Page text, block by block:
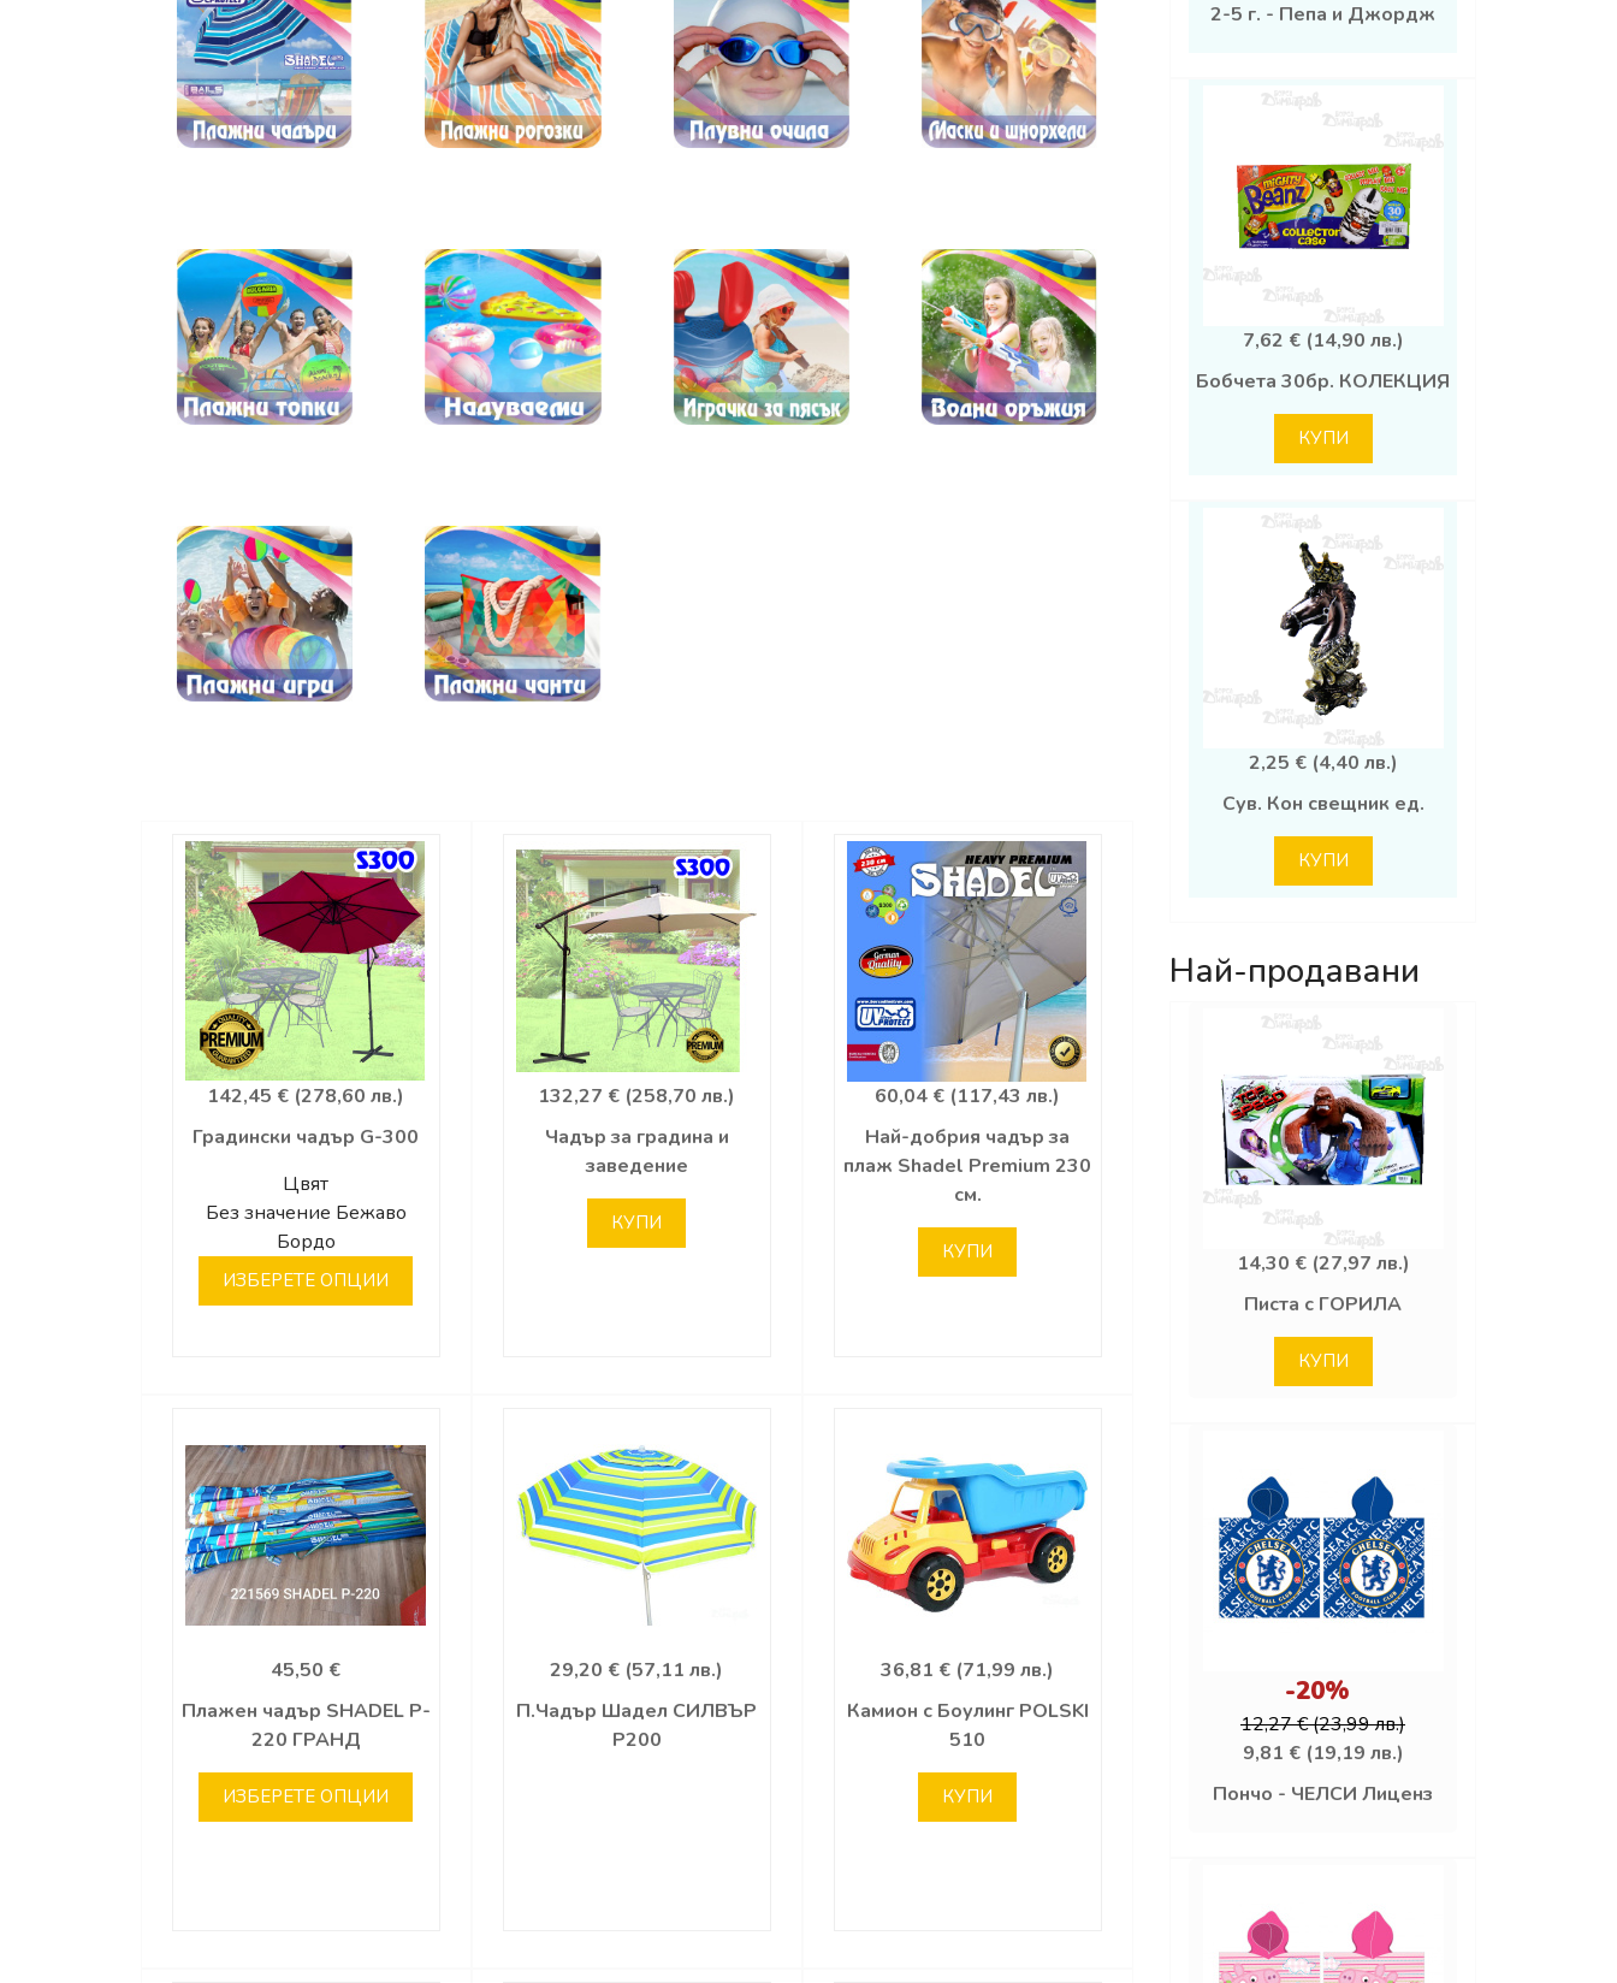
142,45 € (278,60 лв.)
Градински чадър G-300
Цвят
Без значение Бежаво
Бордо
ИЗБЕРЕТЕ ОПЦИИ
132,27 € (258,70 лв.)
Чадър за градина и
заведение
КУПИ
60,04 € (117,43 лв.)
Най-добрия чадър за
плаж Shadel Premium 230
см.
КУПИ
45,50 €
Плажен чадър SHADEL P-
220 ГРАНД
ИЗБЕРЕТЕ ОПЦИИ
29,20 € (57,11 лв.)
П.Чадър Шадел СИЛВЪР
Р200
36,81 € (71,99 лв.)
Камион с Боулинг POLSKI
510
КУПИ
2-5 г. - Пепа и Джордж
7,62 € (14,90 лв.)
Бобчета 30бр. КОЛЕКЦИЯ
КУПИ
2,25 € (4,40 лв.)
Сув. Кон свещник ед.
КУПИ
Най-продавани
14,30 € (27,97 лв.)
Писта с ГОРИЛА
КУПИ
-20%
12,27 € (23,99 лв.)
9,81 € (19,19 лв.)
Пончо - ЧЕЛСИ Лиценз